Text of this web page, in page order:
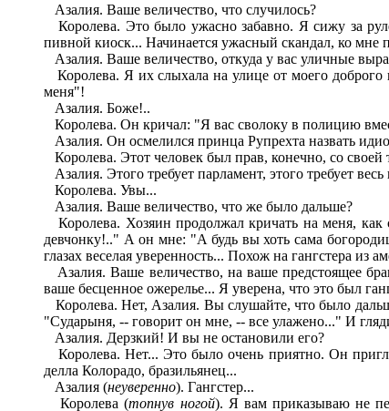
Азалия. Ваше величество, что случилось?
Королева. Это было ужасно забавно. Я сижу за
пивной киоск... Начинается ужасный скандал, ко мне
Азалия. Ваше величество, откуда у вас уличные
Королева. Я их слыхала на улице от моего доброго
меня"!
Азалия. Боже!..
Королева. Он кричал: "Я вас сволоку в полицию
Азалия. Он осмелился принца Рупрехта назвать
Королева. Этот человек был прав, конечно, со своей
Азалия. Этого требует парламент, этого требует
Королева. Увы...
Азалия. Ваше величество, что же было дальше?
Королева. Хозяин продолжал кричать на меня,
девчонку!.." А он мне: "А будь вы хоть сама
глазах веселая уверенность... Похож на гангстера из
Азалия. Ваше величество, на ваше предстоящее
ваше бесценное ожерелье... Я уверена, что это был
Королева. Нет, Азалия. Вы слушайте, что было
"Сударыня, -- говорит он мне, -- все улажено..." И
Азалия. Дерзкий! И вы не остановили его?
Королева. Нет... Это было очень приятно. Он
делла Колорадо, бразильянец...
Азалия (неуверенно). Гангстер...
Королева (топнув ногой). Я вам приказываю не